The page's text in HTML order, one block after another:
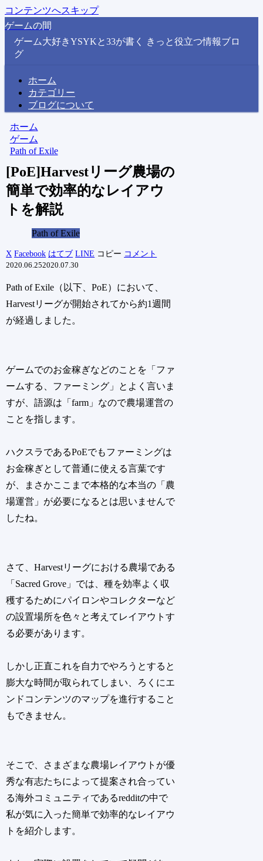
コンテンツへスキップ
ゲームの間
ゲーム大好きYSYKと33が書く きっと役立つ情報ブロ
グ
ホーム
カテゴリー
ブログについて
ホーム
ゲーム
Path of Exile
[PoE]Harvestリーグ農場の
簡単で効率的なレイアウ
トを解説
Path of Exile
X Facebook はてブ LINE コピー コメント
2020.06.252020.07.30
Path of Exile（以下、PoE）において、
Harvestリーグが開始されてから約1週間
が経過しました。
ゲームでのお金稼ぎなどのことを「ファ
ームする、ファーミング」とよく言いま
すが、語源は「farm」なので農場運営の
ことを指します。
ハクスラであるPoEでもファーミングは
お金稼ぎとして普通に使える言葉です
が、まさかここまで本格的な本当の「農
場運営」が必要になるとは思いませんで
したね。
さて、Harvestリーグにおける農場である
「Sacred Grove」では、種を効率よく収
穫するためにパイロンやコレクターなど
の設置場所を色々と考えてレイアウトす
る必要があります。
しかし正直これを自力でやろうとすると
膨大な時間が取られてしまい、ろくにエ
ンドコンテンツのマップを進行すること
もできません。
そこで、さまざまな農場レイアウトが優
秀な有志たちによって提案され合ってい
る海外コミュニティであるredditの中で
私が気に入った簡単で効率的なレイアウ
トを紹介します。